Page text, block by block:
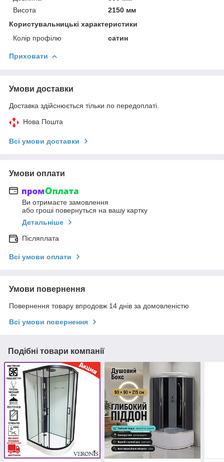
Висота
2150 мм
Користувальницькі характеристики
Колір профілю
сатин
Приховати
Умови доставки
Доставка здійснюється тільки по передоплаті.
Нова Пошта
Всі умови доставки
Умови оплати
Ви отримаєте замовлення
або гроші повернуться на вашу картку
Детальніше
Післяплата
Всі умови оплати
Умови повернення
Повернення товару впродовж 14 днів за домовленістю
Всі умови повернення
Подібні товари компанії